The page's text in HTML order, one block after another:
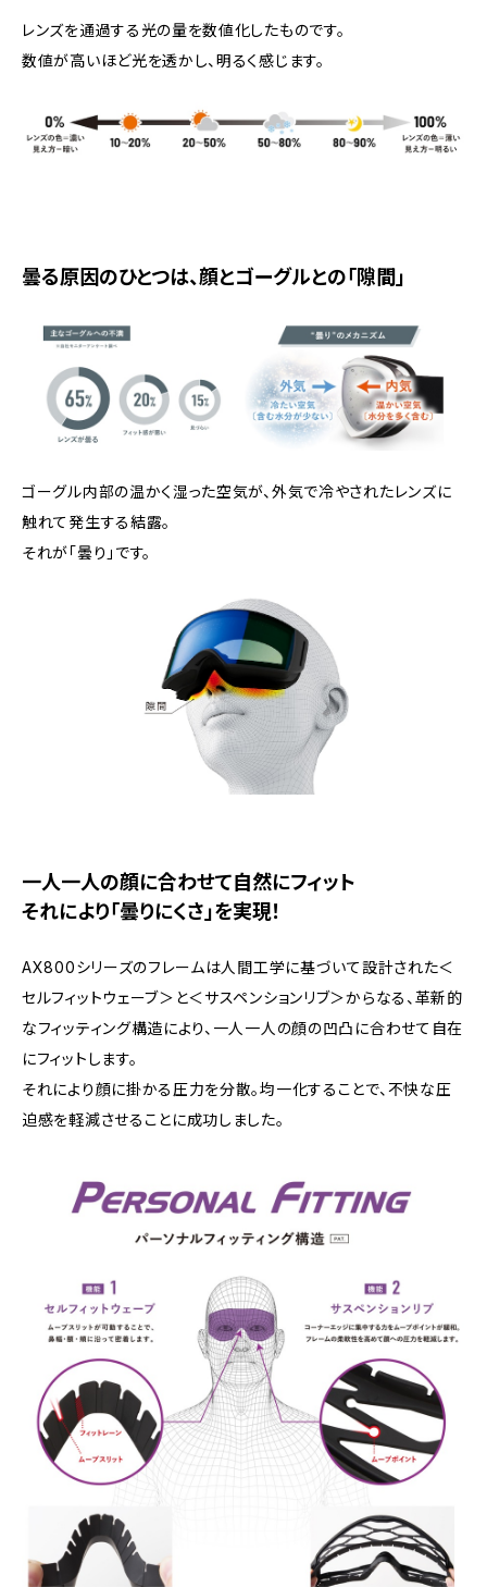
レンズを通過する光の量を数値化したものです。
数値が高いほど光を透かし、明るく感じます。
曇る原因のひとつは、顔とゴーグルとの「隙間」
ゴーグル内部の温かく湿った空気が、外気で冷やされたレンズに
触れて発生する結露。
それが「曇り」です。
一人一人の顔に合わせて自然にフィット
それにより「曇りにくさ」を実現！
AX800シリーズのフレームは人間工学に基づいて設計された＜
セルフィットウェーブ＞と＜サスペンションリブ＞からなる、革新的
なフィッティング構造により、一人一人の顔の凹凸に合わせて自在
にフィットします。
それにより顔に掛かる圧力を分散。均一化することで、不快な圧
迫感を軽減させることに成功しました。